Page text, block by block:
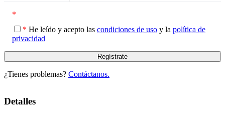
*
* He leído y acepto las condiciones de uso y la política de
privacidad
¿Tienes problemas? Contáctanos.
Detalles